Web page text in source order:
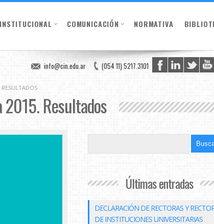
INSTITUCIONAL COMUNICACIÓN NORMATIVA
(054 11) 5217.3101
info@cin.edu.ar
2015. Resultados
Últimas entradas
DECLARACIÓN DE RECTORAS Y
DE INSTITUCIONES UNIVERSITARIAS